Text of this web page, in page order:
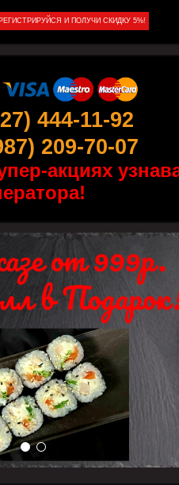
И ПОЛУЧИ СКИДКУ 5%!
444-11-92
209-70-07
акциях